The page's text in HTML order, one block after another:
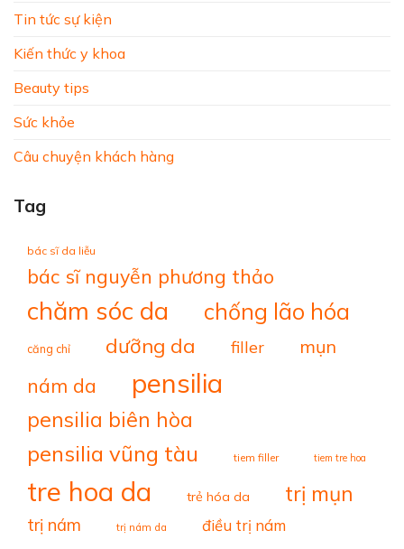
Tin tức sự kiện
Kiến thức y khoa
Beauty tips
Sức khỏe
Câu chuyện khách hàng
Tag
bác sĩ da liễu
bác sĩ nguyễn phương thảo
chăm sóc da chống lão hóa
căng chỉ dưỡng da filler mụn
nám da pensilia
pensilia biên hòa
pensilia vũng tàu tiem filler tiem tre hoa
tre hoa da trẻ hóa da trị mụn
trị nám trị nám da điều trị nám